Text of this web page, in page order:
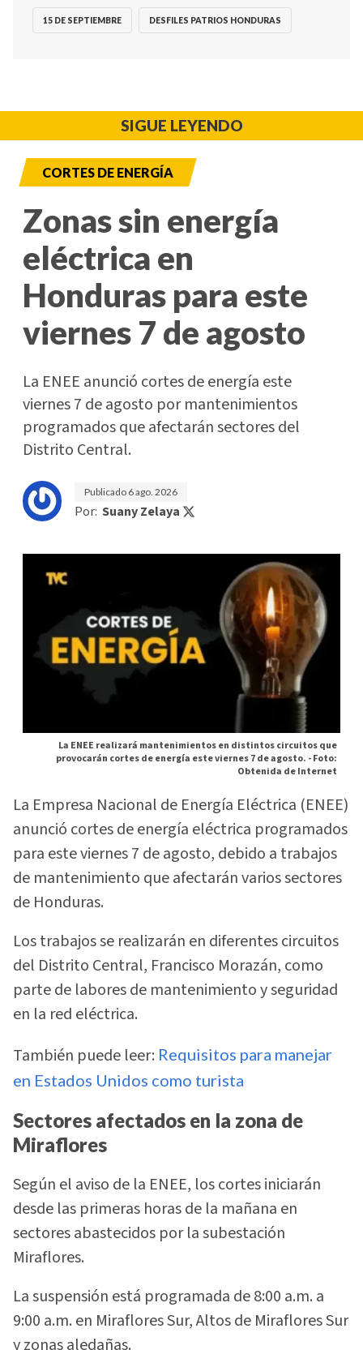
15 DE SEPTIEMBRE DESFILES PATRIOS HONDURAS
SIGUE LEYENDO
CORTES DE ENERGÍA
Zonas sin energía
eléctrica en
Honduras para este
viernes 7 de agosto
La ENEE anunció cortes de energía este
viernes 7 de agosto por mantenimientos
programados que afectarán sectores del
Distrito Central.
Publicado 6 ago. 2026
Por: Suany Zelaya
La ENEE realizará mantenimientos en distintos circuitos que
provocarán cortes de energía este viernes 7 de agosto. -Foto:
Obtenida de Internet
La Empresa Nacional de Energía Eléctrica (ENEE)
anunció cortes de energía eléctrica programados
para este viernes 7 de agosto, debido a trabajos
de mantenimiento que afectarán varios sectores
de Honduras.
Los trabajos se realizarán en diferentes circuitos
del Distrito Central, Francisco Morazán, como
parte de labores de mantenimiento y seguridad
en la red eléctrica.
También puede leer: Requisitos para manejar
en Estados Unidos como turista
Sectores afectados en la zona de
Miraflores
Según el aviso de la ENEE, los cortes iniciarán
desde las primeras horas de la mañana en
sectores abastecidos por la subestación
Miraflores.
La suspensión está programada de 8:00 a.m. a
9:00 a.m. en Miraflores Sur, Altos de Miraflores Sur
y zonas aledañas.